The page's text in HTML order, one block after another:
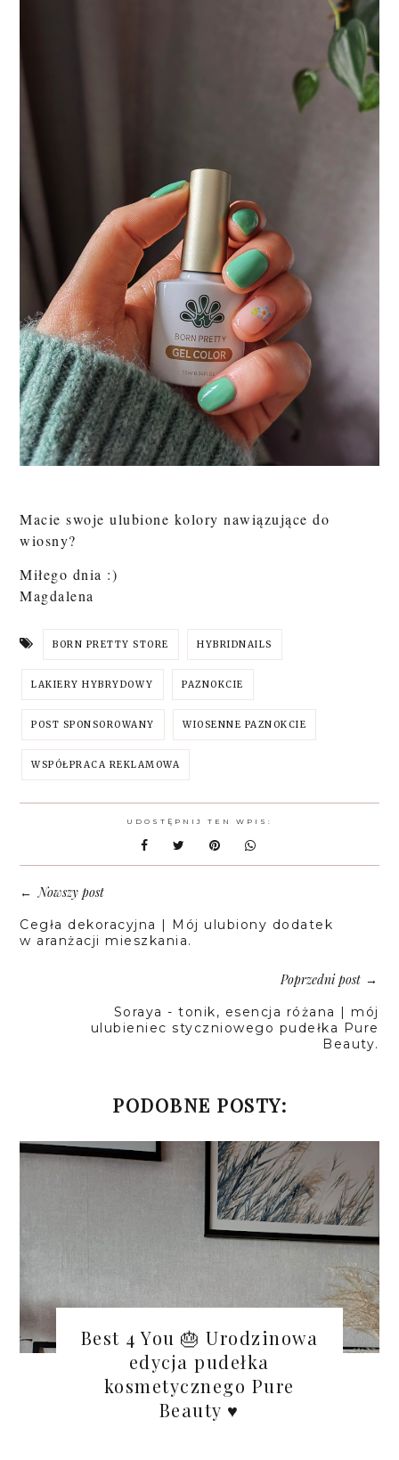
Macie swoje ulubione kolory nawiązujące do
wiosny?
Miłego dnia :)
Magdalena
BORN PRETTY STORE HYBRIDNAILS
LAKIERY HYBRYDOWY PAZNOKCIE
POST SPONSOROWANY WIOSENNE PAZNOKCIE
WSPÓŁPRACA REKLAMOWA
UDOSTĘPNIJ TEN WPIS:
←Nowszy post
Cegła dekoracyjna | Mój ulubiony dodatek
w aranżacji mieszkania.
Poprzedni post→
Soraya - tonik, esencja różana | mój
ulubieniec styczniowego pudełka Pure
Beauty.
PODOBNE POSTY:
Best 4 You 🎂 Urodzinowa
edycja pudełka
kosmetycznego Pure
Beauty ♥